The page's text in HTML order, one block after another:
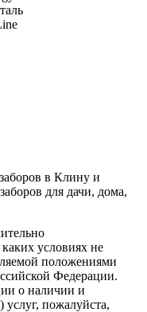
в Клину и
для дачи, дома,
условиях не
положениями
Федерации.
о наличии и
пожалуйста,